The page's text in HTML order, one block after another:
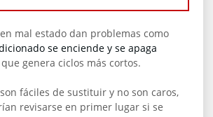
mal estado dan problemas como
se enciende y se apaga
genera ciclos más cortos.
fáciles de sustituir y no son caros,
revisarse en primer lugar si se